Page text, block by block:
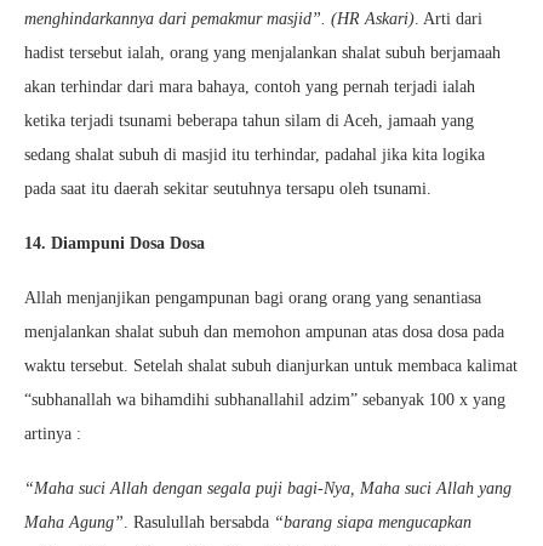
menghindarkannya dari pemakmur masjid”. (HR Askari). Arti dari
hadist tersebut ialah, orang yang menjalankan shalat subuh berjamaah
akan terhindar dari mara bahaya, contoh yang pernah terjadi ialah
ketika terjadi tsunami beberapa tahun silam di Aceh, jamaah yang
sedang shalat subuh di masjid itu terhindar, padahal jika kita logika
pada saat itu daerah sekitar seutuhnya tersapu oleh tsunami.
14. Diampuni Dosa Dosa
Allah menjanjikan pengampunan bagi orang orang yang senantiasa
menjalankan shalat subuh dan memohon ampunan atas dosa dosa pada
waktu tersebut. Setelah shalat subuh dianjurkan untuk membaca kalimat
“subhanallah wa bihamdihi subhanallahil adzim” sebanyak 100 x yang
artinya :
“Maha suci Allah dengan segala puji bagi-Nya, Maha suci Allah yang
Maha Agung”. Rasulullah bersabda “barang siapa mengucapkan